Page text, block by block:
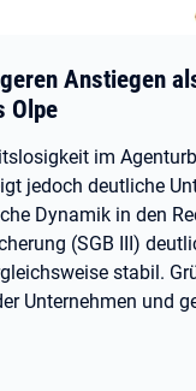
Anstiegen
Olpe
im
jedoch deutliche
Dynamik in den
(SGB III)
stabil.
Unternehmen und